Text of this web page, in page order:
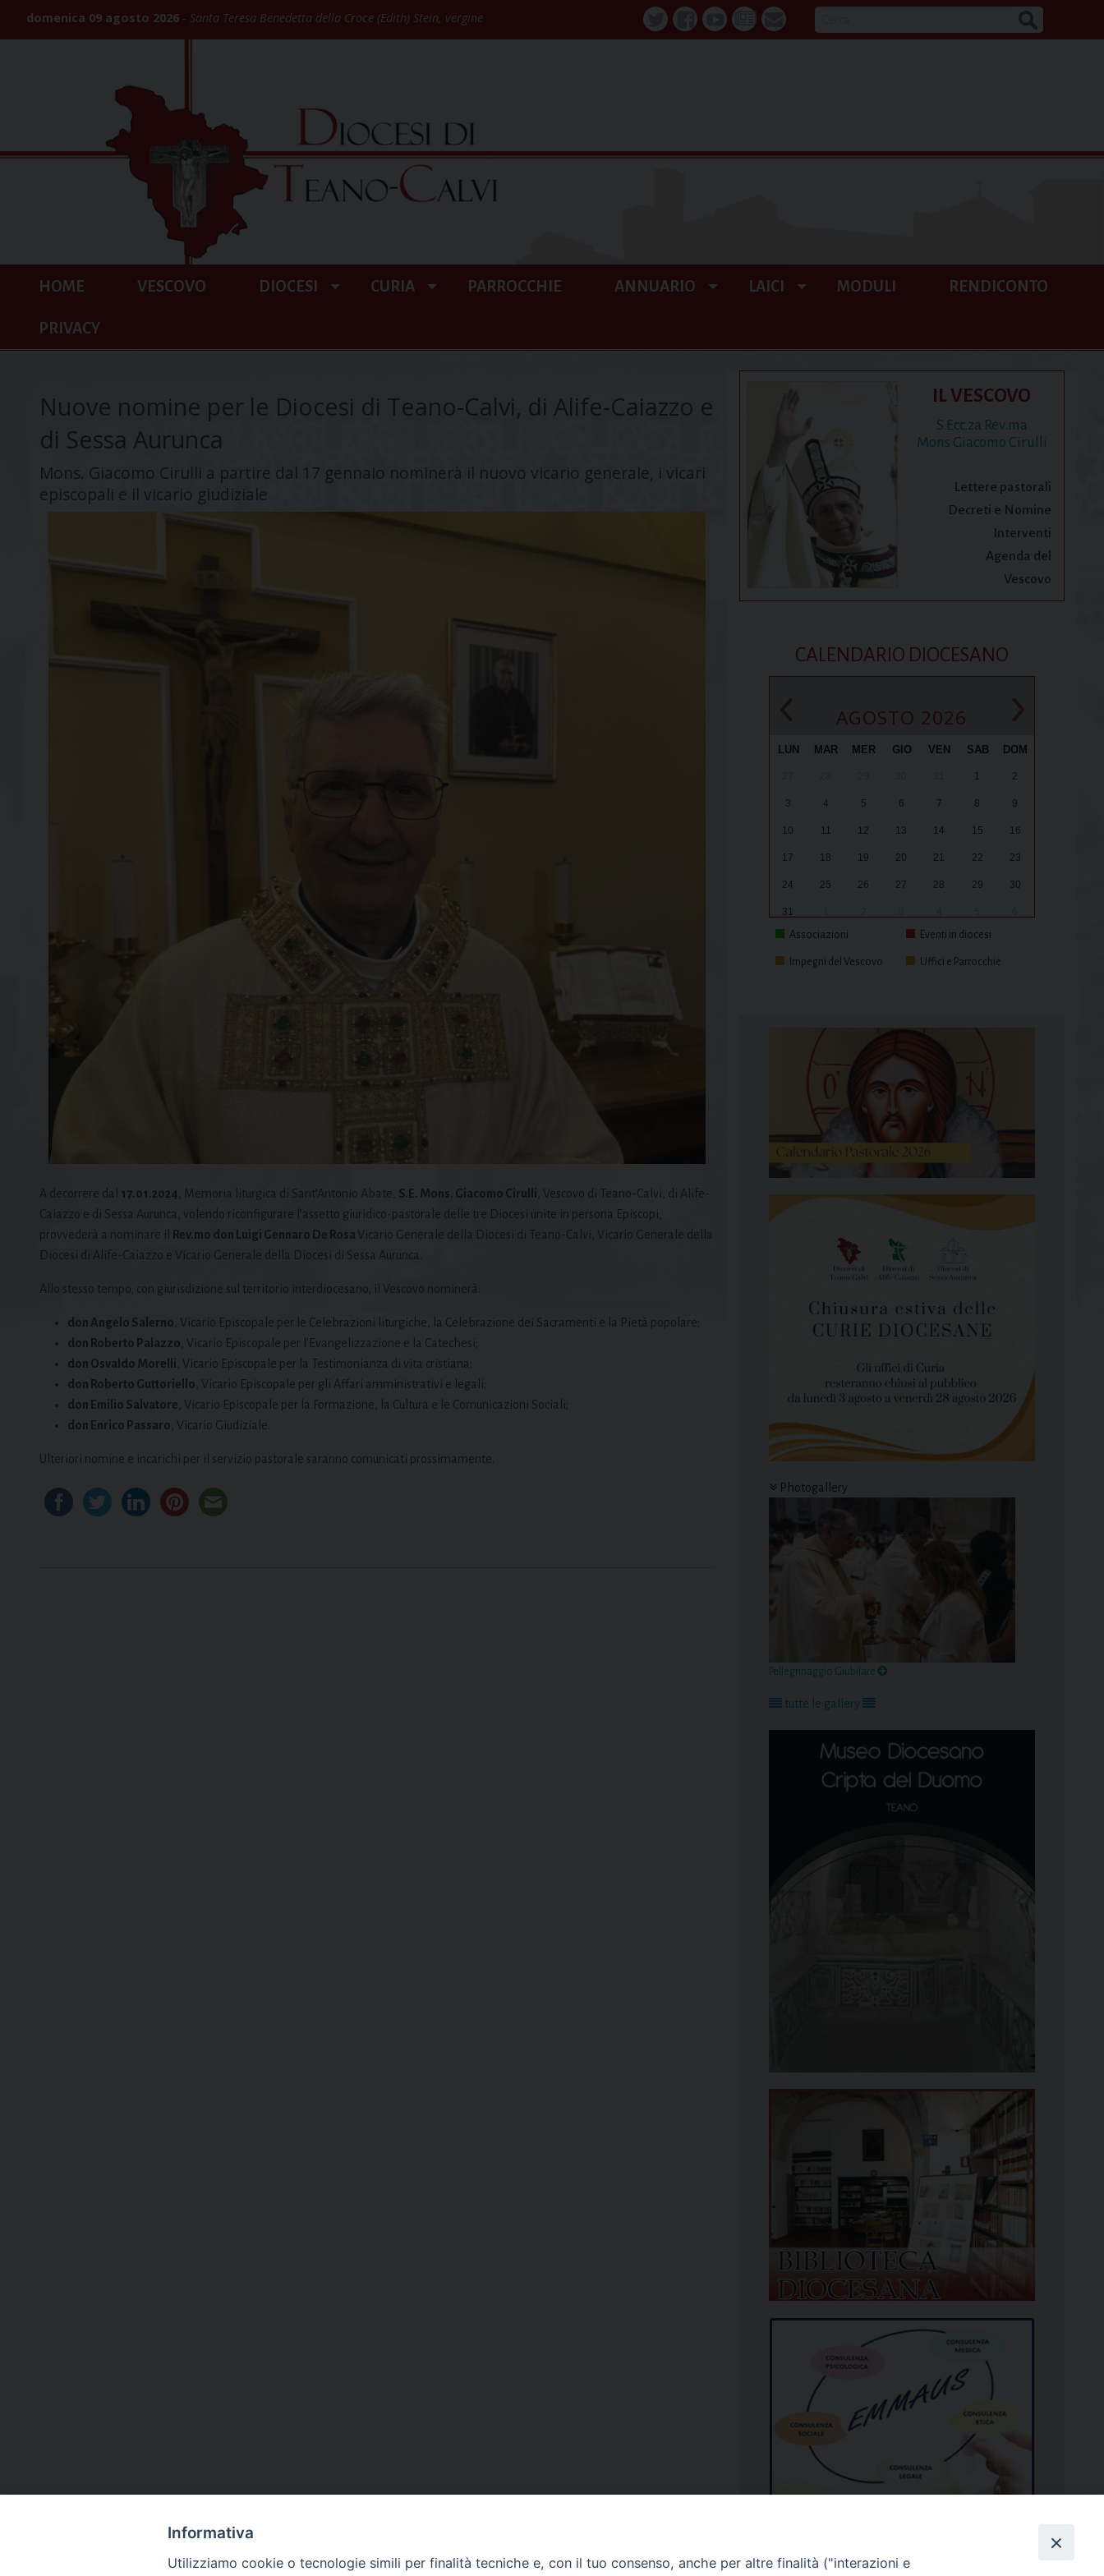
domenica 09 agosto 2026 Santa Teresa Benedetta della Croce (Edith) Stein, vergine
TwitterFacebookYoutube
La webmail
HOME VESCOVO DIOCESI CURIA PARROCCHIE ANNUARIO LAICI MODULI RENDICONTO
PRIVACY
Nuove nomine per le Diocesi di Teano-Calvi, di Alife-Caiazzo e
di Sessa Aurunca
Mons. Giacomo Cirulli a partire dal 17 gennaio nominerà il nuovo vicario generale, i vicari
episcopali e il vicario giudiziale
A decorrere dal 17.01.2024 , Memoria liturgica di Sant’Antonio Abate, S.E. Mons. Giacomo Cirulli , Vescovo di Teano-Calvi, di Alife-
Caiazzo e di Sessa Aurunca, volendo riconfigurare l’assetto giuridico-pastorale delle tre Diocesi unite in persona Episcopi,
provvederà a nominare il
Rev.mo don Luigi Gennaro De Rosa Vicario Generale della Diocesi di Teano-Calvi, Vicario Generale della
Diocesi di Alife-Caiazzo e Vicario Generale della Diocesi di Sessa Aurunca.
Allo stesso tempo, con giurisdizione sul territorio interdiocesano, il Vescovo nominerà:
don Angelo Salerno , Vicario Episcopale per le Celebrazioni liturgiche, la Celebrazione dei Sacramenti e la Pietà popolare;
don Roberto Palazzo , Vicario Episcopale per l’Evangelizzazione e la Catechesi;
don Osvaldo Morelli , Vicario Episcopale per la Testimonianza di vita cristiana;
don Roberto Guttoriello , Vicario Episcopale per gli Affari amministrativi e legali;
don Emilio Salvatore , Vicario Episcopale per la Formazione, la Cultura e le Comunicazioni Sociali;
don Enrico Passaro , Vicario Giudiziale.
Ulteriori nomine e incarichi per il servizio pastorale saranno comunicati prossimamente.
IL VESCOVO
S.Ecc.za Rev.ma
Mons Giacomo Cirulli
Lettere pastorali
Decreti e Nomine
Interventi
Agenda del
Vescovo
CALENDARIO DIOCESANO
‹ AGOSTO 2026 ›
LUN MAR MER GIO VEN SAB DOM
1 2
3 4 5 6 7 8 9
10 11 12 13 14 15 16
17 18 19 20 21 22 23
24 25 26 27 28 29 30
31
Associazioni
Eventi in diocesi
Impegni del Vescovo Uffici e Parrocchie
Photogallery
Pellegrinaggio Giubilare
tutte le gallery
Informativa
Utilizziamo cookie o tecnologie simili per finalità tecniche e, con il tuo consenso, anche per altre finalità ("interazioni e